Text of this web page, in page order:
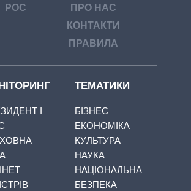
РОС
ПРО НАС
КОНТАКТИ
ПРАВИЛА
І
ТЕМАТИКИ
БІЗНЕС
ЕКОНОМІКА
КУЛЬТУРА
НАУКА
НАЦІОНАЛЬНА
БЕЗПЕКА